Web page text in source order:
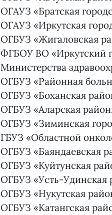
ОГАУЗ «Братская
ОГАУЗ «Иркутская
ОГБУЗ «Жигаловская
ФГБОУ ВО «Иркутский
Министерства
ОГБУЗ «Районная
ОГБУЗ «Боханская
ОГБУЗ «Аларская
ОГБУЗ «Зиминская
ГБУЗ «Областной
ОГБУЗ «Баяндаевская
ОГБУЗ «Куйтунская
ОГБУЗ «Усть-Удинская
ОГБУЗ «Нукутская
ОГБУЗ «Катангская